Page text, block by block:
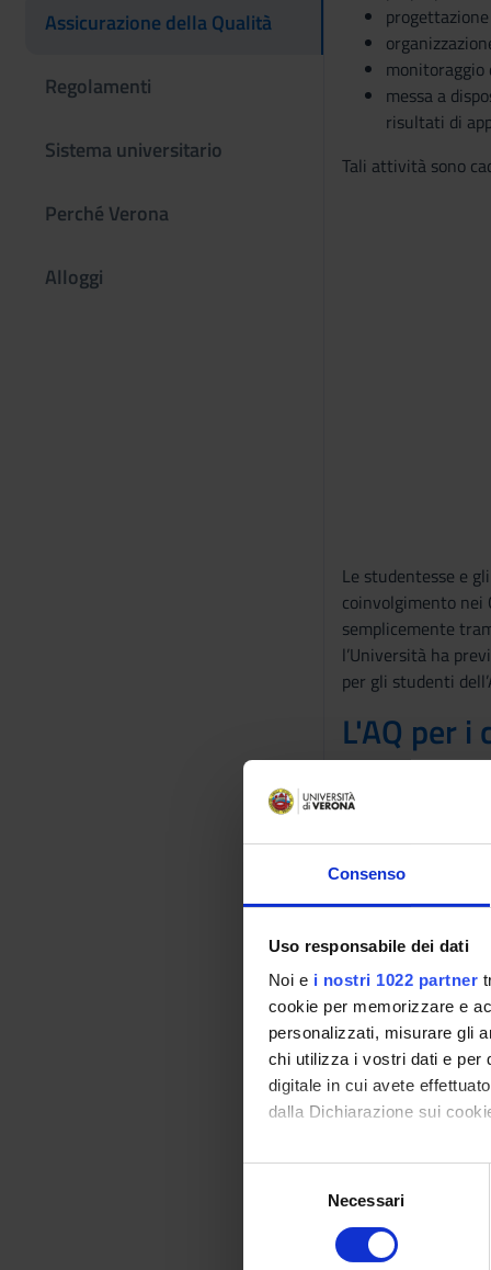
Consenso
Uso responsabile dei dati
Noi e i nostri 1022 partner
cookie per memorizzare e
personalizzati, misurare gli
chi utilizza i vostri dati e per
digitale in cui avete
dalla Dichiarazione sui
Con il tuo consenso,
raccogliere
digitali).
Necessari
Assicurazione della Qualità
Regolamenti
Sistema universitario
Perché Verona
Alloggi
monitoraggio
messa a
risultati di
Tali attività sono
Le studentesse e
coinvolgimento nei
semplicemente
l’Università ha
per gli studenti
L'AQ per